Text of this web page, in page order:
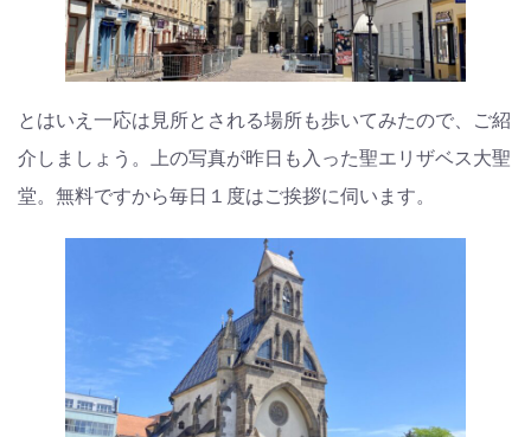
とはいえ一応は見所とされる場所も歩いてみたので、ご紹
介しましょう。上の写真が昨日も入った聖エリザベス大聖
堂。無料ですから毎日１度はご挨拶に伺います。